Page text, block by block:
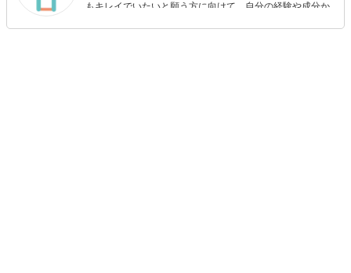
もキレイでいたいと願う方に向けて、自分の経験や成分か